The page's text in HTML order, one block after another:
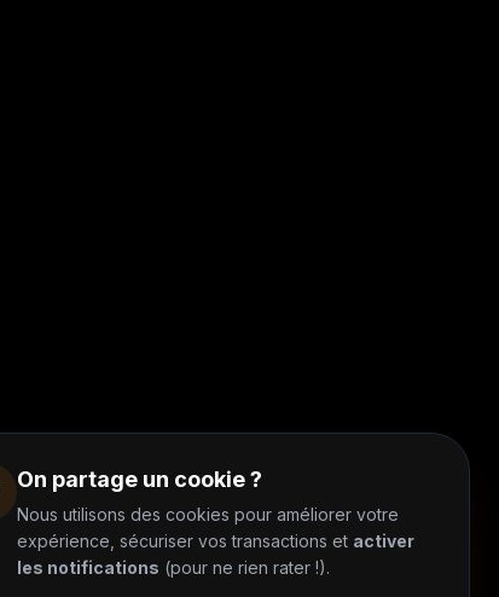
On partage un cookie ?
Nous utilisons des cookies pour améliorer votre
expérience, sécuriser vos transactions et activer
les notifications (pour ne rien rater !).